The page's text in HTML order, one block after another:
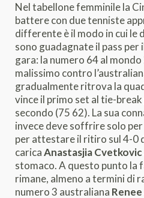
Nel tabellone femminile la
battere con due tenniste
differente è il modo in cui le
sono guadagnate il pass
gara: la numero 64 al mondo
malissimo contro
gradualmente ritrova la
vince il primo set al tie-
secondo (75 62). La sua
invece deve soffrire solo
per attestare il ritiro sul 4-0
caricaAnastasjia Cvetkovic
stomaco. A questo punto
rimane, almeno a termini di
numero 3 australiana